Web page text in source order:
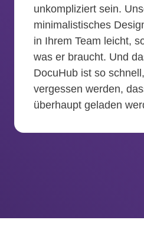
unkompliziert sein.
minimalistisches
in Ihrem Team leicht,
was er braucht. Und
DocuHub ist so
vergessen werden,
überhaupt geladen